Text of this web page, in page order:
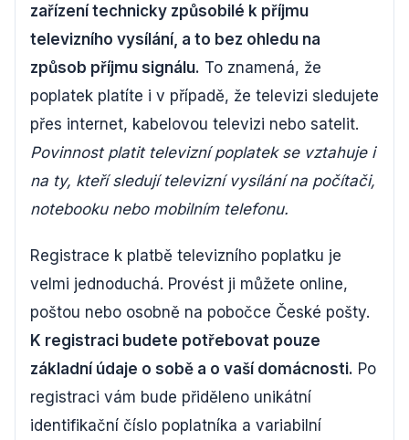
zařízení technicky způsobilé k příjmu
televizního vysílání, a to bez ohledu na
způsob příjmu signálu. To znamená, že
poplatek platíte i v případě, že televizi sledujete
přes internet, kabelovou televizi nebo satelit.
Povinnost platit televizní poplatek se vztahuje i
na ty, kteří sledují televizní vysílání na počítači,
notebooku nebo mobilním telefonu.
Registrace k platbě televizního poplatku je
velmi jednoduchá. Provést ji můžete online,
poštou nebo osobně na pobočce České pošty.
K registraci budete potřebovat pouze
základní údaje o sobě a o vaší domácnosti. Po
registraci vám bude přiděleno unikátní
identifikační číslo poplatníka a variabilní